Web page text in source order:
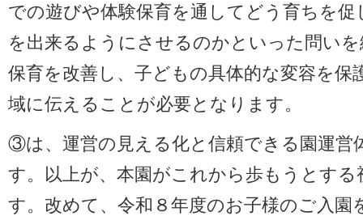
での遊びや体験保育を通してどう育ちを促
を出来るようにさせるのかといった問い
保育を改善し、子どもの具体的な変容を保
域に伝えることが必要となります。
③は、運営の見える化と信頼できる園運営
す。以上が、本園がこれから歩もうとする
す。改めて、令和８年度のお子様のご入園